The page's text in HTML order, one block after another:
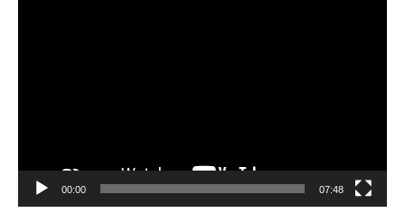
00:00 07:48